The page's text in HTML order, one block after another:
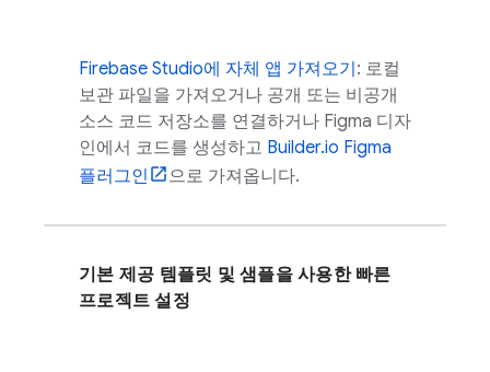
Firebase Studio에 자체 앱 가져오기 : 로컬
보관 파일을 가져오거나 공개 또는 비공개
소스 코드 저장소를 연결하거나 Figma 디자
인에서 코드를 생성하고 Builder.io Figma
플러그인
으로 가져옵니다.
기본 제공 템플릿 및 샘플을 사용한 빠른
프로젝트 설정